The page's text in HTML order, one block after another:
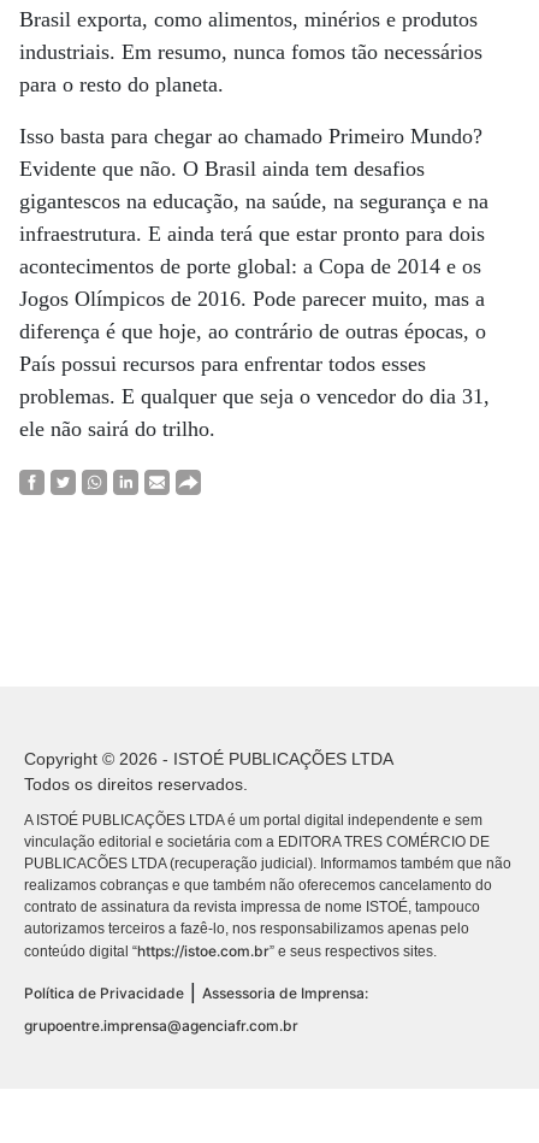
Brasil exporta, como alimentos, minérios e produtos
industriais. Em resumo, nunca fomos tão necessários
para o resto do planeta.
Isso basta para chegar ao chamado Primeiro Mundo?
Evidente que não. O Brasil ainda tem desafios
gigantescos na educação, na saúde, na segurança e na
infraestrutura. E ainda terá que estar pronto para dois
acontecimentos de porte global: a Copa de 2014 e os
Jogos Olímpicos de 2016. Pode parecer muito, mas a
diferença é que hoje, ao contrário de outras épocas, o
País possui recursos para enfrentar todos esses
problemas. E qualquer que seja o vencedor do dia 31,
ele não sairá do trilho.
Copyright © 2026 - ISTOÉ PUBLICAÇÕES LTDA
Todos os direitos reservados.
A ISTOÉ PUBLICAÇÕES LTDA é um portal digital independente e sem
vinculação editorial e societária com a EDITORA TRES COMÉRCIO DE
PUBLICACÕES LTDA (recuperação judicial). Informamos também que não
realizamos cobranças e que também não oferecemos cancelamento do
contrato de assinatura da revista impressa de nome ISTOÉ, tampouco
autorizamos terceiros a fazê-lo, nos responsabilizamos apenas pelo
conteúdo digital “https://istoe.com.br” e seus respectivos sites.
Política de Privacidade
Assessoria de Imprensa:
grupoentre.imprensa@agenciafr.com.br